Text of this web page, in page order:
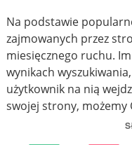
Na podstawie
zajmowanych przez
miesięcznego ruchu.
wynikach
użytkownik na nią
swojej strony, możemy